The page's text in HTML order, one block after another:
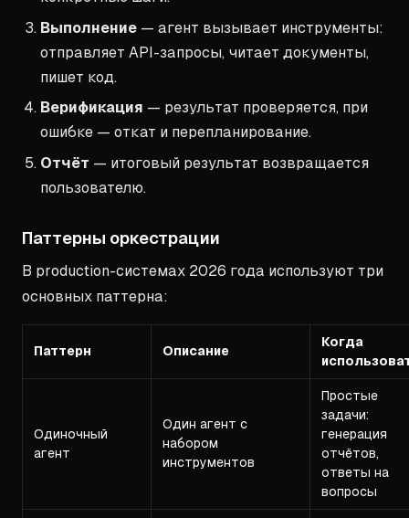
Выполнение — агент вызывает инструменты:
отправляет API-запросы, читает документы,
пишет код.
Верификация — результат проверяется, при
ошибке — откат и перепланирование.
Отчёт — итоговый результат возвращается
пользователю.
Паттерны оркестрации
В production-системах 2026 года используют три
основных паттерна:
Паттерн Описание
Когда
Одиночный
агент
Один агент с
набором
инструментов
Простые
задачи:
генерация
отчётов,
ответы на
вопросы